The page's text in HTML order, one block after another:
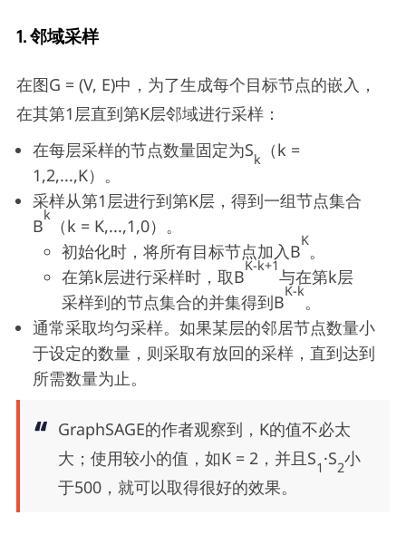
1. 邻域采样
在图G = (V, E)中，为了生成每个目标节点的嵌入，
在其第1层直到第K层邻域进行采样：
在每层采样的节点数量固定为Sk
（k =
1,2,...,K）。
采样从第1层进行到第K层，得到一组节点集合
B
k
（k = K,...,1,0）。
初始化时，将所有目标节点加入B
K
。
在第k层进行采样时，取B
K-k+1
与在第k层
采样到的节点集合的并集得到B
K-k
。
通常采取均匀采样。如果某层的邻居节点数量小
于设定的数量，则采取有放回的采样，直到达到
所需数量为止。
GraphSAGE的作者观察到，K的值不必太
大；使用较小的值，如K = 2，并且S1 ·S2小
于500，就可以取得很好的效果。